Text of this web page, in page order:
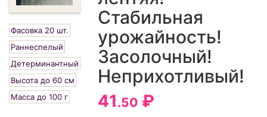
Фасовка 20 шт.
Раннеспелый
Детерминантный
Высота до 60 см
Масса до 100 г
Стабильная
урожайность!
Засолочный!
Неприхотливый!
41.50 ₽